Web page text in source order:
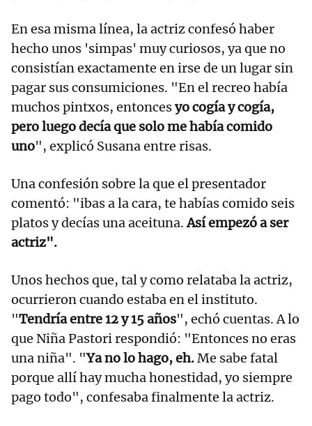
En esa misma línea, la actriz confesó haber
hecho unos 'simpas' muy curiosos, ya que no
consistían exactamente en irse de un lugar sin
pagar sus consumiciones. "En el recreo había
muchos pintxos, entoncesyo cogía y cogía,
pero luego decía que solo me había comido
uno", explicó Susana entre risas.
Una confesión sobre la que el presentador
comentó: "ibas a la cara, te habías comido seis
platos y decías una aceituna.Así empezó a ser
actriz".
Unos hechos que, tal y como relataba la actriz,
ocurrieron cuando estaba en el instituto.
"Tendría entre 12 y 15 años", echó cuentas. A lo
que Niña Pastori respondió: "Entonces no eras
una niña". "Ya no lo hago, eh.Me sabe fatal
porque allí hay mucha honestidad, yo siempre
pago todo", confesaba finalmente la actriz.